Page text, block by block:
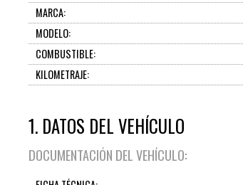
MARCA:
MODELO:
COMBUSTIBLE:
KILOMETRAJE:
1. DATOS DEL VEHÍCULO
DOCUMENTACIÓN DEL VEHÍCULO: